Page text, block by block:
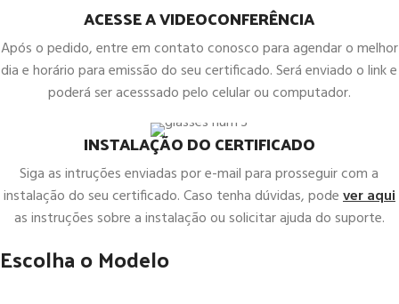
ACESSE A VIDEOCONFERÊNCIA
Após o pedido, entre em contato conosco para agendar o melhor
dia e horário para emissão do seu certificado. Será enviado o link e
poderá ser acesssado pelo celular ou computador.
INSTALAÇÃO DO CERTIFICADO
Siga as intruções enviadas por e-mail para prosseguir com a
instalação do seu certificado. Caso tenha dúvidas, podever aqui
as instruções sobre a instalação ou solicitar ajuda do suporte.
Escolha o Modelo